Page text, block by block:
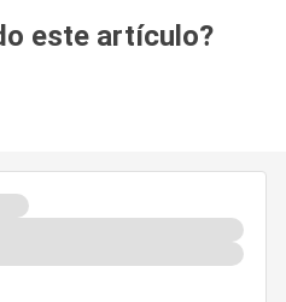
este artículo?